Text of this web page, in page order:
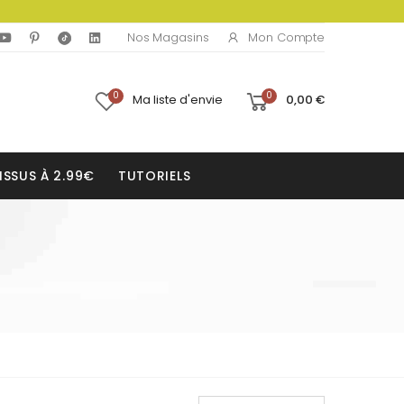
Nos Magasins Mon Compte
0 Ma liste d'envie 0 0,00 €
À 2.99€ TUTORIELS